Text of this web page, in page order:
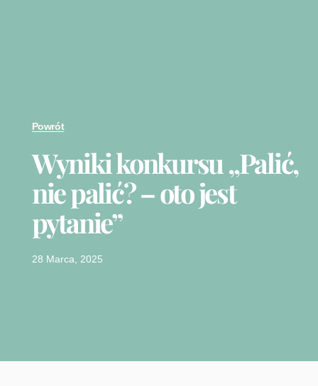
Powrót
Wyniki konkursu „Palić,
nie palić? – oto jest
pytanie”
28 Marca, 2025